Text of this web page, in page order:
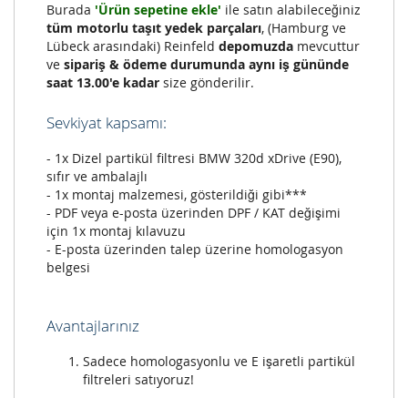
Burada 'Ürün sepetine ekle' ile satın alabileceğiniz
tüm motorlu taşıt yedek parçaları, (Hamburg ve
Lübeck arasındaki) Reinfeld depomuzda mevcuttur
ve sipariş & ödeme durumunda aynı iş gününde
saat 13.00'e kadar size gönderilir.
Sevkiyat kapsamı:
- 1x Dizel partikül filtresi BMW 320d xDrive (E90),
sıfır ve ambalajlı
- 1x montaj malzemesi, gösterildiği gibi***
- PDF veya e-posta üzerinden DPF / KAT değişimi
için 1x montaj kılavuzu
- E-posta üzerinden talep üzerine homologasyon
belgesi
Avantajlarınız
Sadece homologasyonlu ve E işaretli partikül
filtreleri satıyoruz!